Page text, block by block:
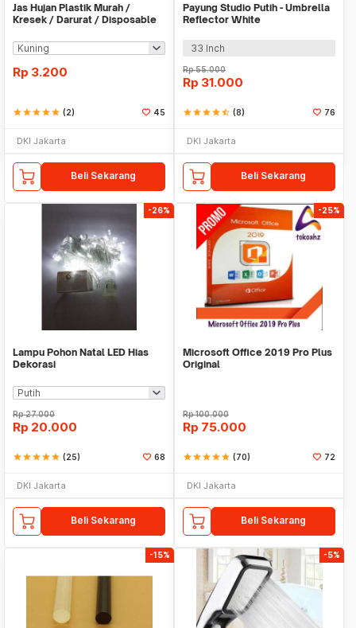
Jas Hujan Plastik Murah /
Kresek / Darurat / Disposable
Rp 3.200
starstarstarstarstar (2) 45
DKI Jakarta
Beli Sekarang
Payung Studio Putih - Umbrella
Reflector White
33 Inch
Rp55.000
Rp 31.000
starstarstarstarstar_half (8) 76
DKI Jakarta
Beli Sekarang
-26%
Lampu Pohon Natal LED Hias
Dekorasi
Rp27.000
Rp 20.000
starstarstarstarstar (25) 68
DKI Jakarta
Beli Sekarang
-25%
Microsoft Office 2019 Pro Plus
Original
Rp100.000
Rp 75.000
starstarstarstarstar (70) 72
DKI Jakarta
Beli Sekarang
-15% -5%